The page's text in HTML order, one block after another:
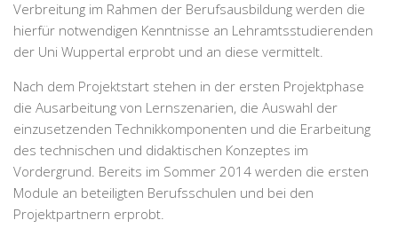
Verbreitung im Rahmen der Berufsausbildung werden die
hierfür notwendigen Kenntnisse an Lehramtsstudierenden
der Uni Wuppertal erprobt und an diese vermittelt.
Nach dem Projektstart stehen in der ersten Projektphase
die Ausarbeitung von Lernszenarien, die Auswahl der
einzusetzenden Technikkomponenten und die Erarbeitung
des technischen und didaktischen Konzeptes im
Vordergrund. Bereits im Sommer 2014 werden die ersten
Module an beteiligten Berufsschulen und bei den
Projektpartnern erprobt.